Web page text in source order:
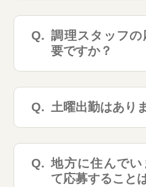
調理スタッフ
要ですか？
土曜出勤はあり
地方に住んでい
て応募すること